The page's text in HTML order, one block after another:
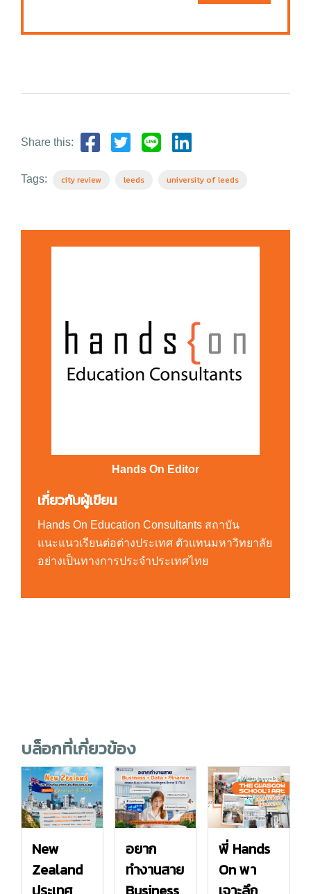
Share this:
Tags: city review leeds university of leeds
Hands On Editor
เกี่ยวกับผู้เขียน
Hands On Education Consultants สถาบัน
แนะแนวเรียนต่อต่างประเทศ ตัวแทนมหาวิทยาลัย
อย่างเป็นทางการประจำประเทศไทย
บล็อกที่เกี่ยวข้อง
New
Zealand
อยาก
ทำงานสาย
พี่ Hands
On พา